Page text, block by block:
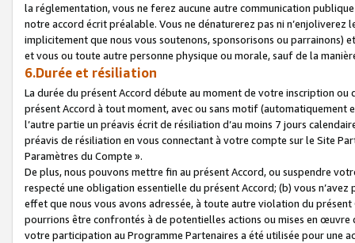
la réglementation, vous ne ferez aucune autre communication
notre accord écrit préalable. Vous ne dénaturerez pas ni
implicitement que nous vous soutenons, sponsorisons ou parrainons)
et vous ou toute autre personne physique ou morale, sauf de la
6.Durée et résiliation
La durée du présent Accord débute au moment de votre inscription
présent Accord à tout moment, avec ou sans motif (automatiquement
l’autre partie un préavis écrit de résiliation d’au moins 7 jours
préavis de résiliation en vous connectant à votre compte sur le Site
Paramètres du Compte ».
De plus, nous pouvons mettre fin au présent Accord, ou suspendre
respecté une obligation essentielle du présent Accord; (b) vous
effet que nous vous avons adressée, à toute autre violation du
pourrions être confrontés à de potentielles actions ou mises en
votre participation au Programme Partenaires a été utilisée pour une